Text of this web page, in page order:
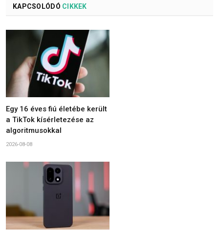
KAPCSOLÓDÓ CIKKEK
Egy 16 éves fiú életébe került
a TikTok kísérletezése az
algoritmusokkal
2026-08-08